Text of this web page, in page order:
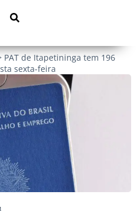
PAT de Itapetininga tem 196
sexta-feira